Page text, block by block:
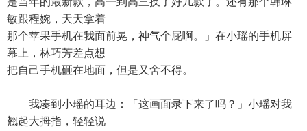
敏跟程婉，天天拿着
那个苹果手机在我面前晃，神气个屁啊。」在小瑶的手机屏
幕上，林巧芳差点想
把自己手机砸在地面，但是又舍不得。
我凑到小瑶的耳边：「这画面录下来了吗？」小瑶对我
翘起大拇指，轻轻说